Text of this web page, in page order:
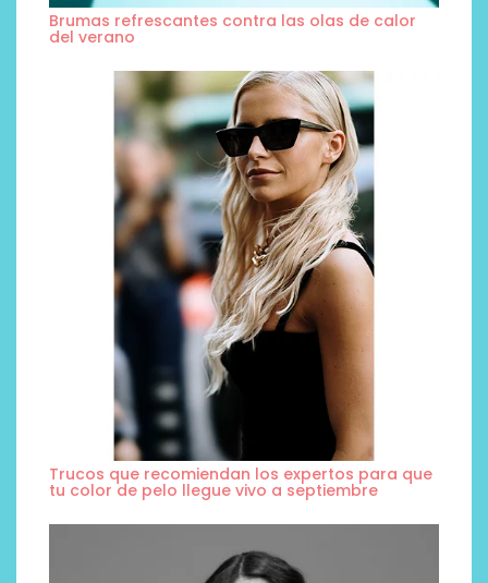
Brumas refrescantes contra las olas de calor
del verano
Trucos que recomiendan los expertos para que
tu color de pelo llegue vivo a septiembre